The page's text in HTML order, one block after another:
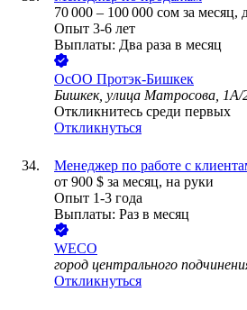
70 000 – 100 000 сом за месяц,
Опыт 3-6 лет
Выплаты: Два раза в месяц
ОсОО Протэк-Бишкек
Бишкек, улица Матросова, 1А/
Откликнитесь среди первых
Откликнуться
Менеджер по работе с
от 900 $ за месяц, на руки
Опыт 1-3 года
Выплаты: Раз в месяц
WECO
город центрального
Откликнуться